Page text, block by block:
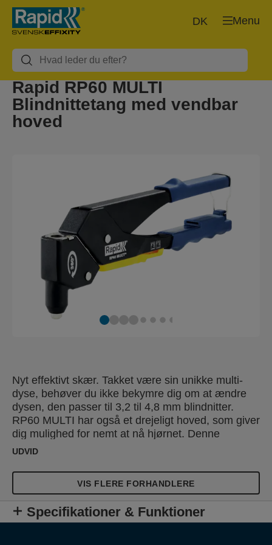
Menu
DK
Rapid RP60 MULTI
Blindnittetang med vendbar
hoved
Nyt effektivt skær. Takket være sin unikke multi-
dyse, behøver du ikke bekymre dig om at ændre
dysen, den passer til 3,2 til 4,8 mm blindnitter.
RP60 MULTI har også et drejeligt hoved, som giver
dig mulighed for nemt at nå hjørnet. Denne
funktioner gør arbejdet lettere og giver også et
nem at kontrollere blindnittens diameter og
integrerede glidende dimensioner til måling af
nittenes højde eller materialets tykkelse. Nu kan du
være sikker på, at den korrekte blindnitte anvendes
UDVID
VIS FLERE FORHANDLERE
Specifikationer & Funktioner